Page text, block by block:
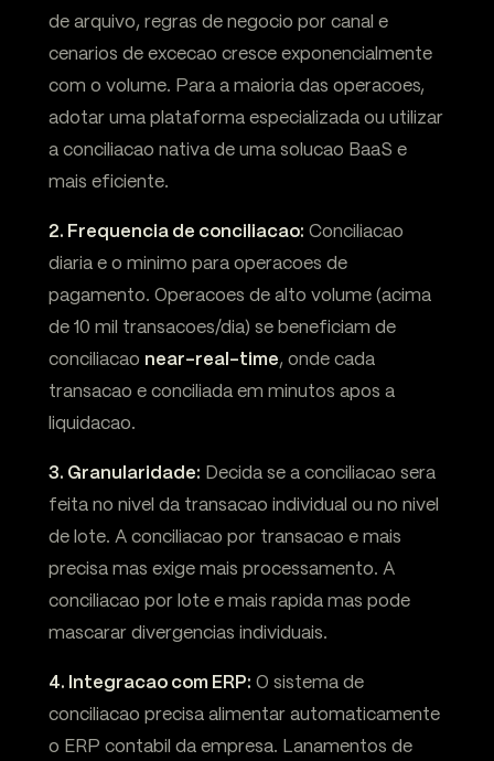
de arquivo, regras de negocio por canal e
cenarios de excecao cresce exponencialmente
com o volume. Para a maioria das operacoes,
adotar uma plataforma especializada ou utilizar
a conciliacao nativa de uma solucao BaaS e
mais eficiente.
2. Frequencia de conciliacao: Conciliacao
diaria e o minimo para operacoes de
pagamento. Operacoes de alto volume (acima
de 10 mil transacoes/dia) se beneficiam de
conciliacao near-real-time, onde cada
transacao e conciliada em minutos apos a
liquidacao.
3. Granularidade: Decida se a conciliacao sera
feita no nivel da transacao individual ou no nivel
de lote. A conciliacao por transacao e mais
precisa mas exige mais processamento. A
conciliacao por lote e mais rapida mas pode
mascarar divergencias individuais.
4. Integracao com ERP: O sistema de
conciliacao precisa alimentar automaticamente
o ERP contabil da empresa. Lanamentos de